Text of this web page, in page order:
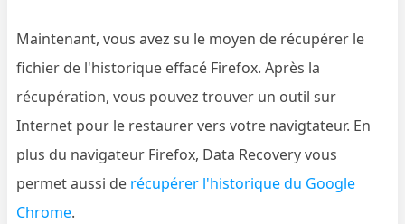
Maintenant, vous avez su le moyen de récupérer le
fichier de l'historique effacé Firefox. Après la
récupération, vous pouvez trouver un outil sur
Internet pour le restaurer vers votre navigtateur. En
plus du navigateur Firefox, Data Recovery vous
permet aussi de récupérer l'historique du Google
Chrome.